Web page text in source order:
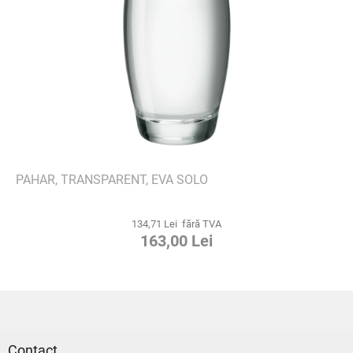
PAHAR, TRANSPARENT, EVA SOLO
134,71 Lei fără TVA
163,00 Lei